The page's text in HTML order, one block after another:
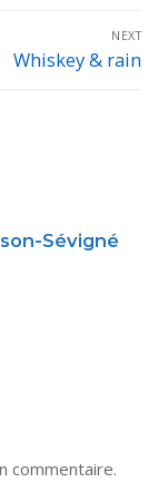
NEXT
Next
Whiskey & rain
Sévigné
commentaire.